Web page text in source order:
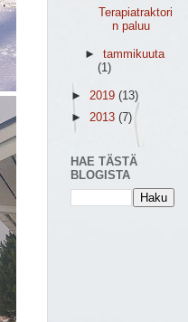
Terapiatraktori
n paluu
►tammikuuta
(1)
► 2019 (13)
► 2013 (7)
HAE TÄSTÄ
BLOGISTA